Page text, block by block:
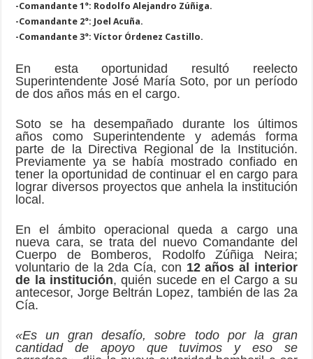
-Comandante 1°: Rodolfo Alejandro Zúñiga.
-Comandante 2°: Joel Acuña.
-Comandante 3°: Víctor Órdenez Castillo.
En esta oportunidad resultó reelecto
Superintendente José María Soto, por un período
de dos años más en el cargo.
Soto se ha desempañado durante los últimos
años como Superintendente y además forma
parte de la Directiva Regional de la Institución.
Previamente ya se había mostrado confiado en
tener la oportunidad de continuar el en cargo para
lograr diversos proyectos que anhela la institución
local.
En el ámbito operacional queda a cargo una
nueva cara, se trata del nuevo Comandante del
Cuerpo de Bomberos, Rodolfo Zúñiga Neira;
voluntario de la 2da Cía, con 12 años al interior
de la institución, quién sucede en el Cargo a su
antecesor, Jorge Beltrán Lopez, también de las 2a
Cía.
«Es un gran desafío, sobre todo por la gran
cantidad de apoyo que tuvimos y eso se